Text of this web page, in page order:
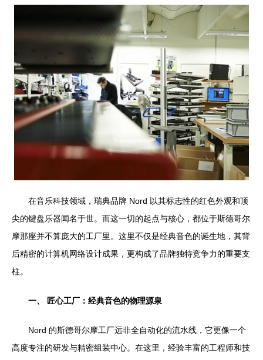
在音乐科技领域，瑞典品牌 Nord 以其标志性的红色外观和顶
尖的键盘乐器闻名于世。而这一切的起点与核心，都位于斯德哥尔
摩那座并不算庞大的工厂里。这里不仅是经典音色的诞生地，其背
后精密的计算机网络设计成果，更构成了品牌独特竞争力的重要支
柱。
一、 匠心工厂：经典音色的物理源泉
Nord 的斯德哥尔摩工厂远非全自动化的流水线，它更像一个
高度专注的研发与精密组装中心。在这里，经验丰富的工程师和技